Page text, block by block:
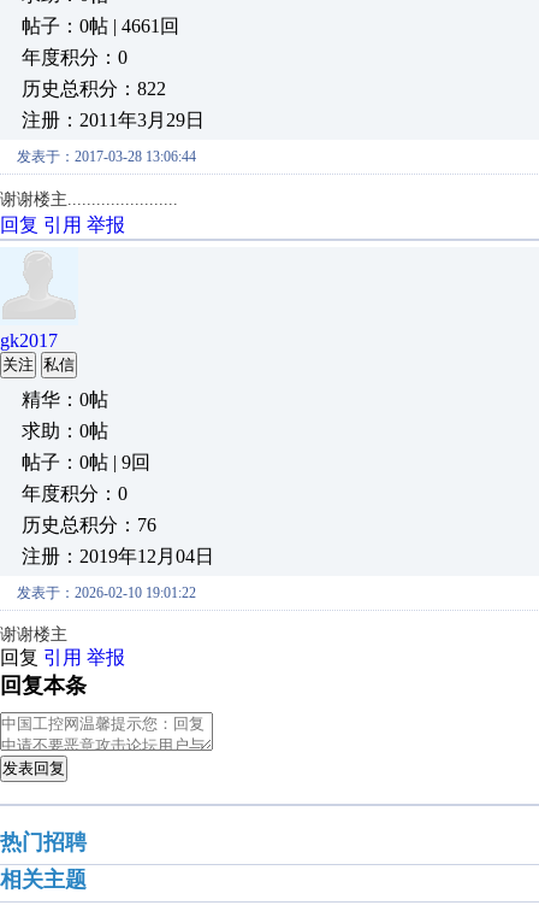
帖子：0帖 | 4661回
年度积分：0
历史总积分：822
注册：2011年3月29日
发表于：2017-03-28 13:06:44
谢谢楼主.......................
回复 引用 举报
gk2017
关注 私信
精华：0帖
求助：0帖
帖子：0帖 | 9回
年度积分：0
历史总积分：76
注册：2019年12月04日
发表于：2026-02-10 19:01:22
谢谢楼主
回复 引用 举报
回复本条
发表回复
热门招聘
相关主题